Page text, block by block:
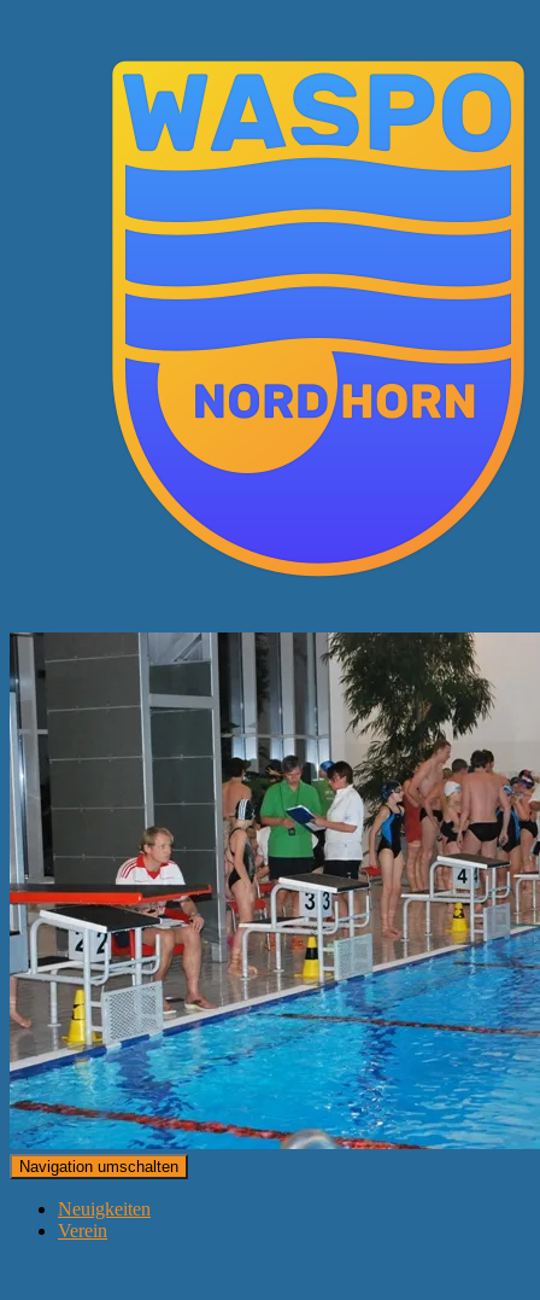
Navigation umschalten
Neuigkeiten
Verein